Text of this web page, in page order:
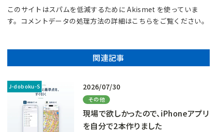
このサイトはスパムを低減するために Akismet を使っていま
す。 コメントデータの処理方法の詳細はこちらをご覧ください。
関連記事
2026/07/30
その他
現場で欲しかったので、iPhoneアプリ
を自分で2本作りました